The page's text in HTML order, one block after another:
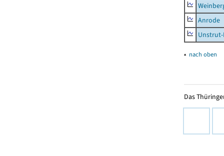
Anrode
▴ nach oben
Das